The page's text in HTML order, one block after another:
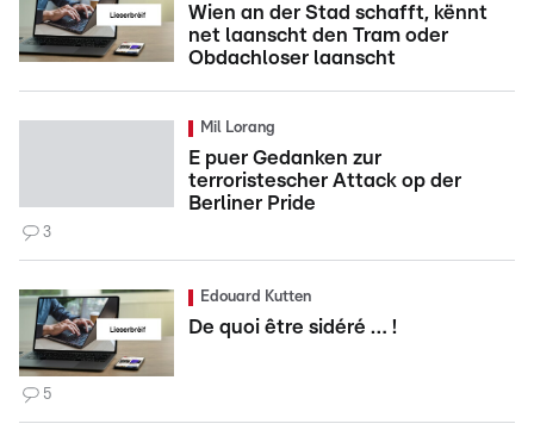
Wien an der Stad schafft, kënnt
net laanscht den Tram oder
Obdachloser laanscht
Mil Lorang
E puer Gedanken zur
terroristescher Attack op der
Berliner Pride
3
Edouard Kutten
De quoi être sidéré … !
5